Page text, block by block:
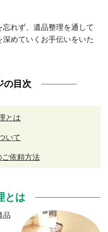
れず、遺品整理を通して
めていくお手伝いをいた
の目次
とは
いて
依頼方法
とは
品